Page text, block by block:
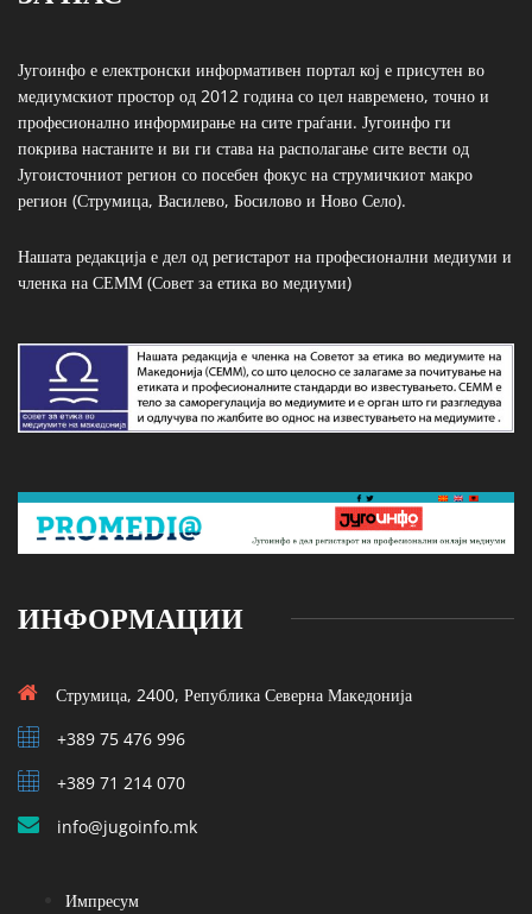
Југоинфо е електронски информативен портал кој е присутен во
медиумскиот простор од 2012 година со цел навремено, точно и
професионално информирање на сите граѓани. Југоинфо ги
покрива настаните и ви ги става на располагање сите вести од
Југоисточниот регион со посебен фокус на струмичкиот макро
регион (Струмица, Василево, Босилово и Ново Село).
Нашата редакција е дел од регистарот на професионални медиуми и
членка на СЕММ (Совет за етика во медиуми)
ИНФОРМАЦИИ
Струмица, 2400, Република Северна Македонија
+389 75 476 996
+389 71 214 070
info@jugoinfo.mk
Импресум